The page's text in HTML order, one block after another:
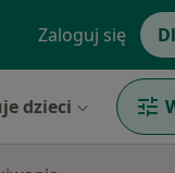
Zaloguj się
dzieci